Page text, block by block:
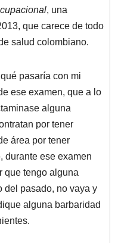
, una
que carece de todo
salud colombiano.
pasaría con mi
ese examen, que a lo
alguna
por tener
área por tener
durante ese examen
que tengo alguna
del pasado, no vaya y
alguna barbaridad